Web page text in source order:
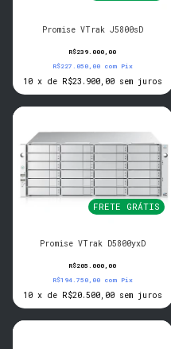
Promise VTrak J5800sD
R$239.000,00
R$227.050,00 com Pix
10 x de R$23.900,00 sem juros
FRETE GRÁTIS
Promise VTrak D5800yxD
R$205.000,00
R$194.750,00 com Pix
10 x de R$20.500,00 sem juros